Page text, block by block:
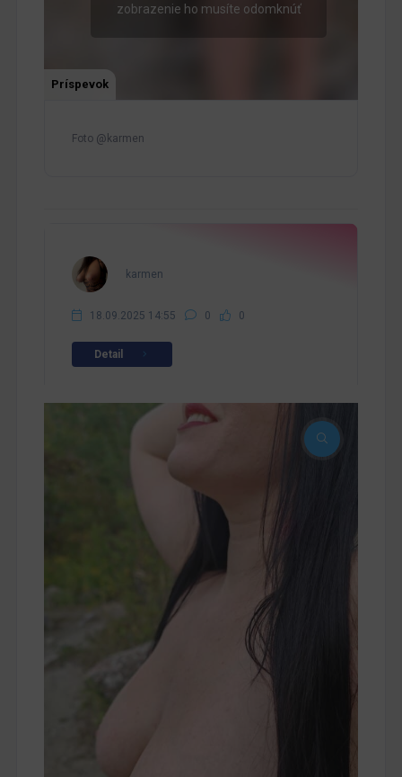
zobrazenie ho musíte odomknúť
Príspevok
Foto @karmen
karmen
18.09.2025 14:55 0 0
Detail